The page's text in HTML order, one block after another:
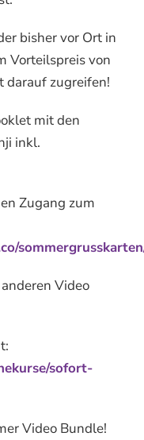
bisher vor Ort in
Vorteilspreis von
darauf zugreifen!
mit den
inkl.
Zugang zum
Video
sofort-
Video Bundle!